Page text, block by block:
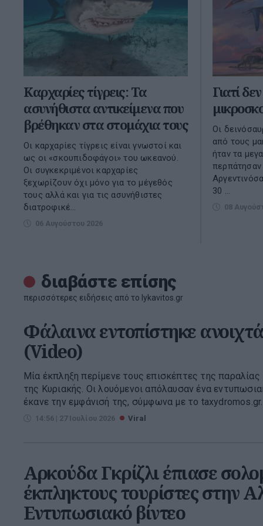
Καρχαρίες τίγρεις: Τα
ασυνήθιστα αντικείμενα που
βρέθηκαν στα στομάχια τους
Οι καρχαρίες τίγρεις είναι γνωστοί και
ως οι «σκουπιδοφάγοι» του ωκεανού.
Οι συγκεκριμένοι καρχαρίες
ξεχωρίζουν όχι μόνο για το μέγεθός
τους αλλά και για τις ασυνήθιστες
διατροφικέ...
06 Αυγούστου 2026
Γιατί
Oι
από τους
ήταν τα
περπάτησαν
30 ...
08
διαβάστε επίσης
περισσότερες ειδήσεις από το lykavitos.gr
Φάλαινα εντοπίστηκε
(Video)
Μία έκπληξη περίμενε τους επισκέπτες της
της Κυριακής. Οι λουόμενοι απόλαυσαν ένα
έκανε την εμφάνισή της, σύμφωνα με το taxydromos.gr.
14:56 | 27 Ιουλίου 2026 Viral
Αρκούδα Γκρίζλι έπιασε
έκπληκτους τουρίστες στην
Εντυπωσιακό βίντεο